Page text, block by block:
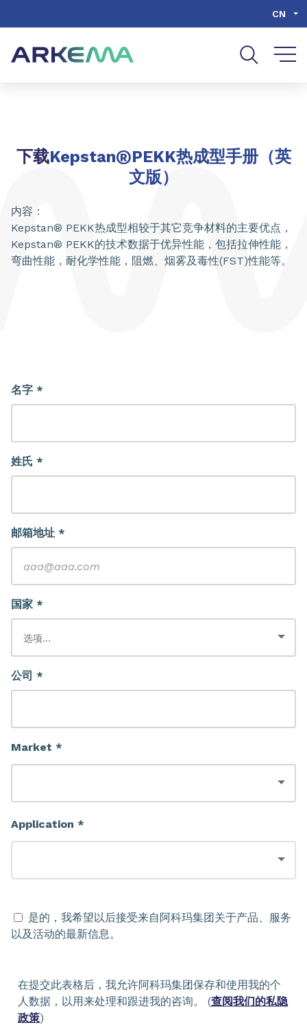
CN
下载Kepstan®PEKK热成型手册（英
文版）
内容：
Kepstan® PEKK热成型相较于其它竞争材料的主要优点，
Kepstan® PEKK的技术数据于优异性能，包括拉伸性能，
弯曲性能，耐化学性能，阻燃、烟雾及毒性(FST)性能等。
名字 *
姓氏 *
邮箱地址 *
国家 *
公司 *
Market *
Application *
是的，我希望以后接受来自阿科玛集团关于产品、服务
以及活动的最新信息。
在提交此表格后，我允许阿科玛集团保存和使用我的个
人数据，以用来处理和跟进我的咨询。 (查阅我们的私隐
政策)